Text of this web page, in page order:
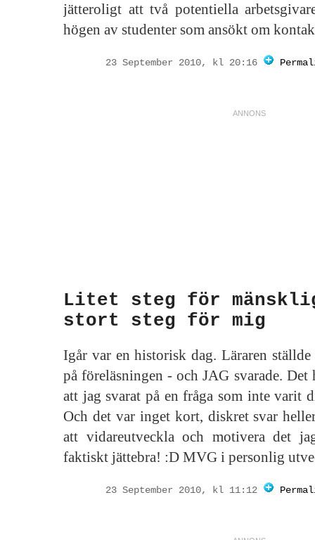
jätteroligt att två potentiella
högen av studenter som ansökt om
23 September 2010, kl 20:16
Litet steg för
stort steg för mig
Igår var en historisk dag. Läraren
på föreläsningen - och JAG svarade.
att jag svarat på en fråga som inte varit
Och det var inget kort, diskret svar
att vidareutveckla och motivera det
faktiskt jättebra! :D MVG i personlig
23 September 2010, kl 11:12